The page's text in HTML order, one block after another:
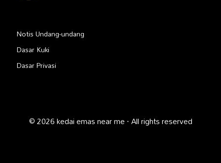
Notis Undang-undang
Dasar Kuki
Dasar Privasi
© 2026 kedai emas near me · All rights reserved